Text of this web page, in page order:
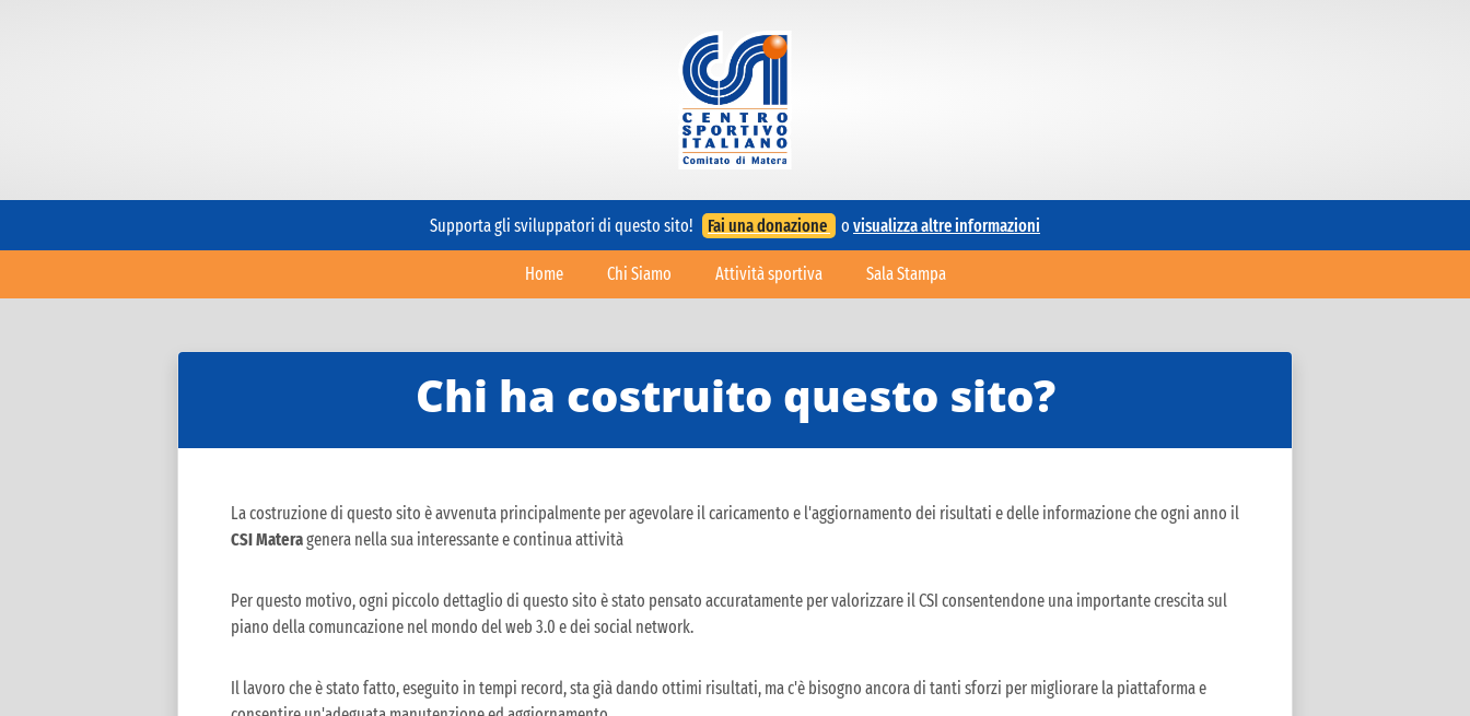
Supporta gli sviluppatori di questo sito! Fai una donazione o visualizza altre informazioni
Home Chi Siamo Attività sportiva Sala Stampa
Chi ha costruito questo sito?
La costruzione di questo sito è avvenuta principalmente per agevolare il caricamento e l'aggiornamento dei risultati e delle informazione che ogni anno il
CSI Materagenera nella sua interessante e continua attività
Per questo motivo, ogni piccolo dettaglio di questo sito è stato pensato accuratamente per valorizzare il CSI consentendone una importante crescita sul
piano della comuncazione nel mondo del web 3.0 e dei social network.
Il lavoro che è stato fatto, eseguito in tempi record, sta già dando ottimi risultati, ma c'è bisogno ancora di tanti sforzi per migliorare la piattaforma e